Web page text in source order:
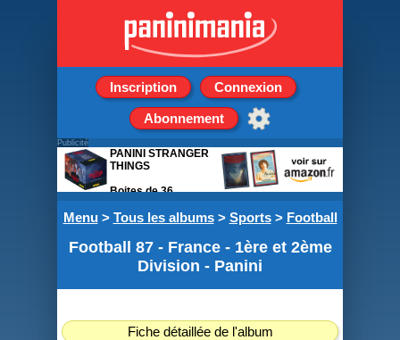
Inscription Connexion
Abonnement
Menu> Tous les albums> Sports> Football
Football 87 - France - 1ère et 2ème
Division - Panini
Fiche détaillée de l'album
Publicité
PANINI STRANGER
THINGS
Boites de 36
pochettes de 5
stickers